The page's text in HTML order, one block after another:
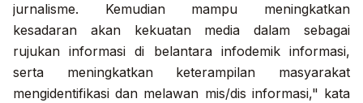
jurnalisme. Kemudian mampu meningkatkan
kesadaran akan kekuatan media dalam sebagai
rujukan informasi di belantara infodemik informasi,
serta meningkatkan keterampilan masyarakat
mengidentifikasi dan melawan mis/dis informasi," kata